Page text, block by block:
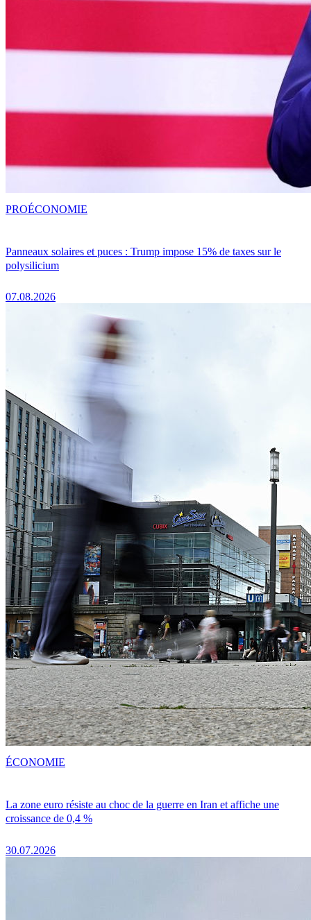
Panneaux solaires et puces : Trump impose 15% de taxes sur le
polysilicium
07.08.2026
PROÉCONOMIE
La zone euro résiste au choc de la guerre en Iran et affiche une
croissance de 0,4 %
30.07.2026
ÉCONOMIE